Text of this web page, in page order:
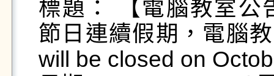
標題： 【電腦教室公
節日連續假期，電腦
will be closed on